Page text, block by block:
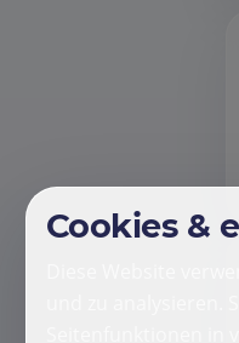
Cookies &
Diese Website
und zu analysieren.
Seitenfunktionen